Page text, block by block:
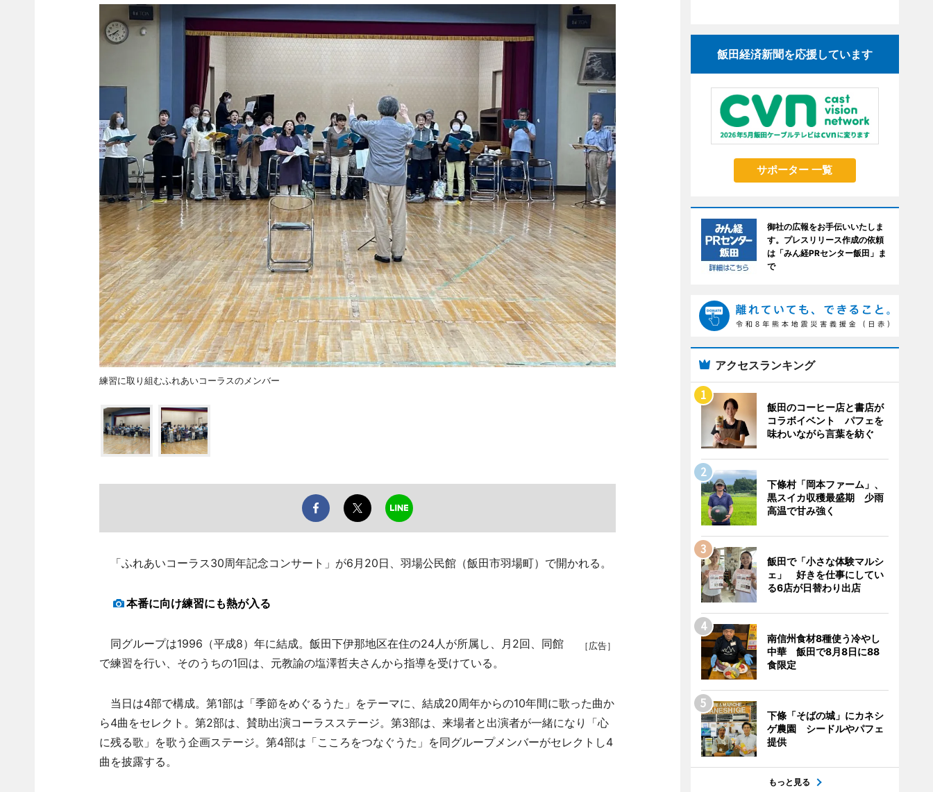
練習に取り組むふれあいコーラスのメンバー
「ふれあいコーラス30周年記念コンサート」が6月20日、羽場公民館（飯田市羽場町）で開かれる。
本番に向け練習にも熱が入る
［広告］
同グループは1996（平成8）年に結成。飯田下伊那地区在住の24人が所属し、月2回、同館
で練習を行い、そのうちの1回は、元教諭の塩澤哲夫さんから指導を受けている。
当日は4部で構成。第1部は「季節をめぐるうた」をテーマに、結成20周年からの10年間に歌った曲か
ら4曲をセレクト。第2部は、賛助出演コーラスステージ。第3部は、来場者と出演者が一緒になり「心
に残る歌」を歌う企画ステージ。第4部は「こころをつなぐうた」を同グループメンバーがセレクトし4
曲を披露する。
飯田経済新聞を応援しています
サポーター 一覧
御社の広報をお手伝いいたしま
す。プレスリリース作成の依頼
は「みん経PRセンター飯田」ま
で
アクセスランキング
飯田のコーヒー店と書店が
コラボイベント パフェを
味わいながら言葉を紡ぐ
下條村「岡本ファーム」、
黒スイカ収穫最盛期 少雨
高温で甘み強く
飯田で「小さな体験マルシ
ェ」 好きを仕事にしてい
る6店が日替わり出店
南信州食材8種使う冷やし
中華 飯田で8月8日に88
食限定
下條「そばの城」にカネシ
ゲ農園 シードルやパフェ
提供
もっと見る